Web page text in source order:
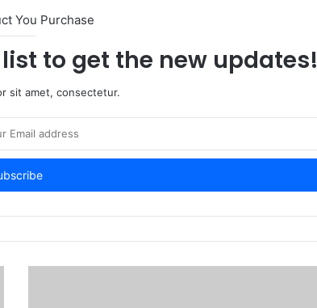
You Purchase
to get the new updates!
sit amet, consectetur.